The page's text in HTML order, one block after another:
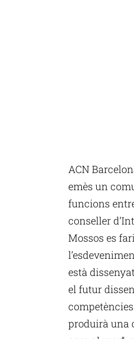
ACN
emès un
funcions
conseller
Mossos es
està
el futur
produirà una